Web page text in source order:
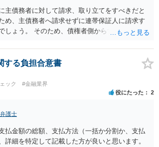
主債務者に対して請求、取り立てをすべきだと
め、主債務者へ請求せずに連帯保証人に請求す
しょう。 そのため、債権者側からすれば、会社
ります。
する負担合意書
ック #金融業界
役にたった 2
弁護士
払金額の総額、支払方法（一括か分割か、支払
詳細を特定して記載した方が良いと思います。